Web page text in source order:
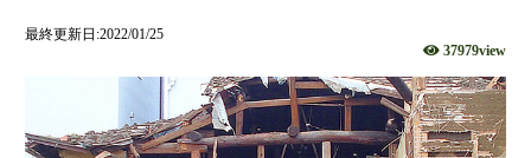
社団法人設立
財団法人設立
NPO法人設立
最終更新日:2022/01/25
37979view